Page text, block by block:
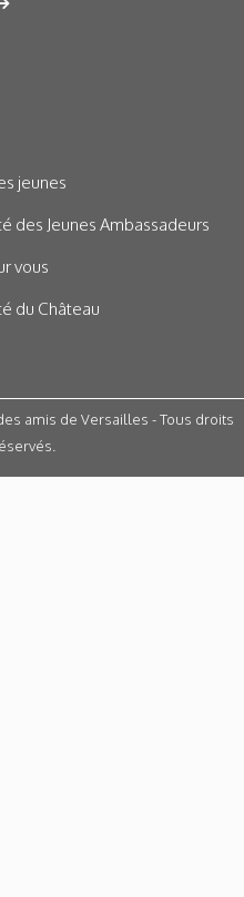
jeunes
des Jeunes Ambassadeurs
vous
du Château
amis de Versailles - Tous droits